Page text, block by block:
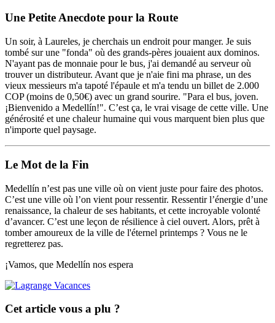
Une Petite Anecdote pour la Route
Un soir, à Laureles, je cherchais un endroit pour manger. Je suis
tombé sur une "fonda" où des grands-pères jouaient aux dominos.
N'ayant pas de monnaie pour le bus, j'ai demandé au serveur où
trouver un distributeur. Avant que je n'aie fini ma phrase, un des
vieux messieurs m'a tapoté l'épaule et m'a tendu un billet de 2.000
COP (moins de 0,50€) avec un grand sourire. "Para el bus, joven.
¡Bienvenido a Medellín!". C’est ça, le vrai visage de cette ville. Une
générosité et une chaleur humaine qui vous marquent bien plus que
n'importe quel paysage.
Le Mot de la Fin
Medellín n’est pas une ville où on vient juste pour faire des photos.
C’est une ville où l’on vient pour ressentir. Ressentir l’énergie d’une
renaissance, la chaleur de ses habitants, et cette incroyable volonté
d’avancer. C’est une leçon de résilience à ciel ouvert. Alors, prêt à
tomber amoureux de la ville de l'éternel printemps ? Vous ne le
regretterez pas.
¡Vamos, que Medellín nos espera
Cet article vous a plu ?